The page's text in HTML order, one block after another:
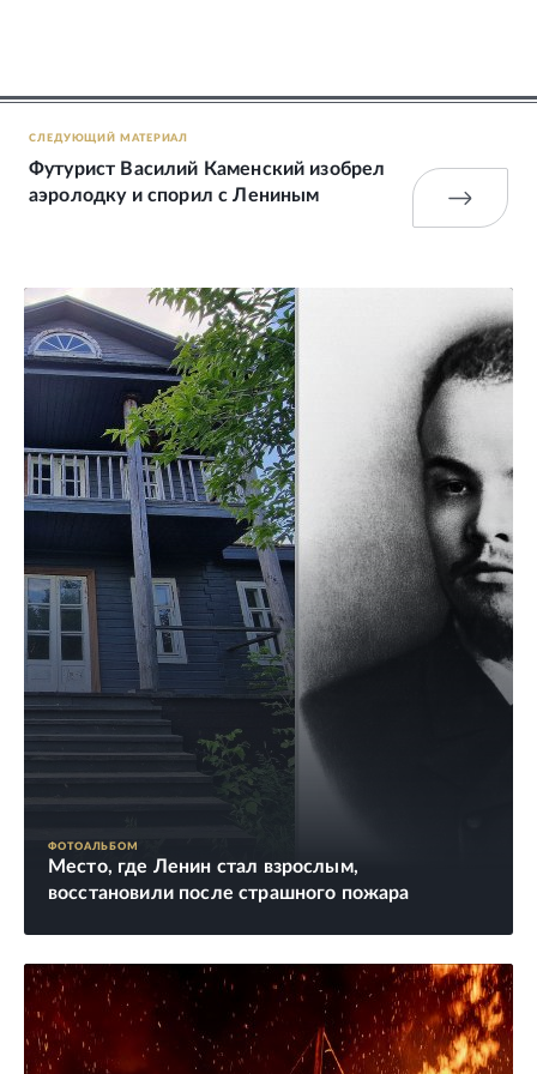
ФОТОАЛЬБОМ
Место, где Ленин стал взрослым,
восстановили после страшного пожара
СЛЕДУЮЩИЙ МАТЕРИАЛ
Футурист Василий Каменский изобрел
аэролодку и спорил с Лениным